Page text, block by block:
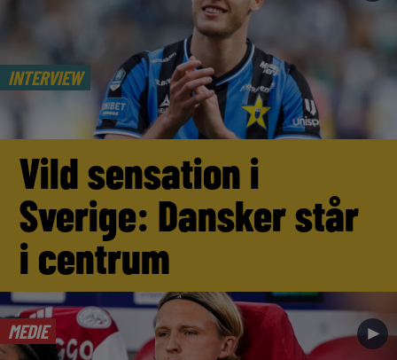
INTERVIEW
Vild sensation i
Sverige: Dansker står
i centrum
MEDIE ►